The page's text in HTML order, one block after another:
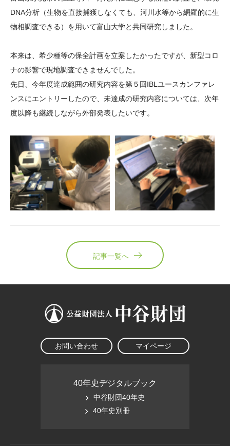
年報一覧 中谷財団レポート
ム
次世代理系人材育成プ
ログラム助成
アクセス よくあるご質問
日本語 English
DNA分析（生物を直接捕獲しなくても、河川水等から網羅的に生
物相調査できる）を用いて富山大学と共同研究しました。
本来は、希少種等の保全計画を立案したかったですが、新型コロ
ナの影響で現地調査できませんでした。
先日、今年度達成範囲の研究内容を第５回IBLユースカンファレ
ンスにエントリーしたので、未達成の研究内容については、次年
度以降も継続しながら外部発表したいです。
記事一覧へ
お問い合わせ マイページ
40年史デジタルブック
中谷財団40年史
40年史別冊